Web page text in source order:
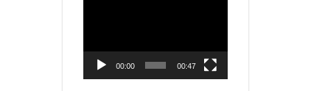
00:00 00:47